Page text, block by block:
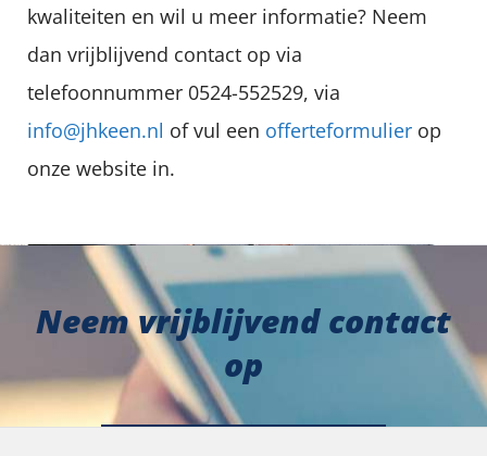
kwaliteiten en wil u meer informatie? Neem
dan vrijblijvend contact op via
telefoonnummer 0524-552529, via
info@jhkeen.nl of vul een offerteformulier op
onze website in.
Neem vrijblijvend contact
op